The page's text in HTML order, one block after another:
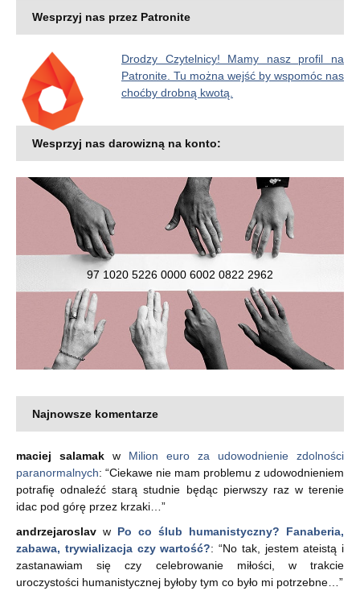
Wesprzyj nas przez Patronite
Drodzy Czytelnicy! Mamy nasz profil na
Patronite. Tu można wejść by wspomóc nas
choćby drobną kwotą.
Wesprzyj nas darowizną na konto:
97 1020 5226 0000 6002 0822 2962
Najnowsze komentarze
maciej salamak w Milion euro za udowodnienie zdolności
paranormalnych: “Ciekawe nie mam problemu z udowodnieniem
potrafię odnaleźć starą studnie będąc pierwszy raz w terenie
idac pod górę przez krzaki… ”
andrzejaroslav w Po co ślub humanistyczny? Fanaberia,
zabawa, trywializacja czy wartość?: “No tak, jestem ateistą i
zastanawiam się czy celebrowanie miłości, w trakcie
uroczystości humanistycznej byłoby tym co było mi potrzebne… ”